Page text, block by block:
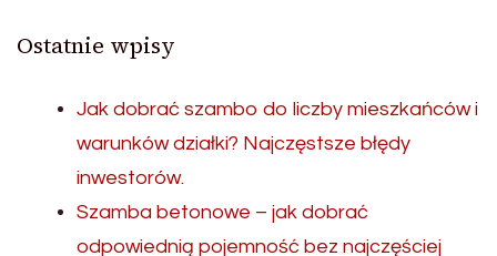
Ostatnie wpisy
Jak dobrać szambo do liczby mieszkańców i
warunków działki? Najczęstsze błędy
inwestorów.
Szamba betonowe – jak dobrać
odpowiednią pojemność bez najczęściej